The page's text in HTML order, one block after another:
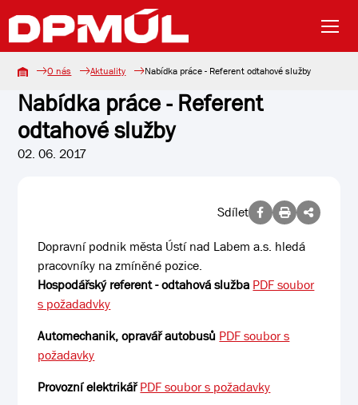
O nás Aktuality Nabídka práce - Referent odtahové služby
Nabídka práce - Referent
odtahové služby
02. 06. 2017
Sdílet
Dopravní podnik města Ústí nad Labem a.s. hledá
pracovníky na zmíněné pozice.
Hospodářský referent - odtahová služba PDF soubor
s požadadvky
Automechanik, opravář autobusů PDF soubor s
požadavky
Provozní elektrikářPDF soubor s požadavky